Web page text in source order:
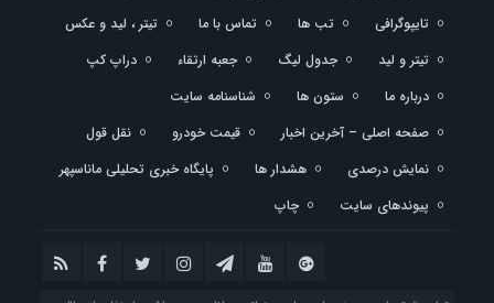
تایپوگرافی
تب ها تماس با ما
تیتر ، لید و عکس
تیتر و لید
جدول لیگ جعبه ارتقاء
دراپ کپ
درباره ما
ستون ها
شناسنامه سایت
صفحه اصلی – آخرین اخبار
قیمت خودرو
نقل قول
نمایش درصدی
هشدار ها
پایگاه خبری تحلیلی ماناسپهر
پیوندهای سایت
چاپ